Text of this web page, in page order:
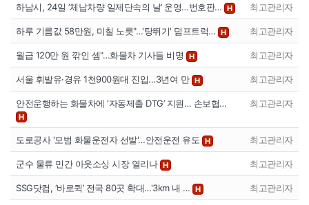
하남시, 24일 ‘체납차량 일제단속의 날’ 운영…번호판… H 최고관리자
하루 기름값 58만원, 미칠 노릇"…'탕뛰기' 덤프트럭… H 최고관리자
월급 120만 원 깎인 셈"…화물차 기사들 비명 H 최고관리자
서울 휘발유·경유 1천900원대 진입...3년여 만 H 최고관리자
안전운행하는 화물차에 ‘자동제출 DTG’ 지원… 손보협…
H
최고관리자
도로공사 '모범 화물운전자 선발'…안전운전 유도 H 최고관리자
군수 물류 민간 아웃소싱 시장 열리나 H 최고관리자
SSG닷컴, ‘바로퀵’ 전국 80곳 확대…'3km 내 … H 최고관리자